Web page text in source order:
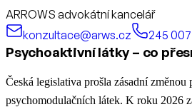
ARROWS advokátní kancelář
konzultace@arws.cz
245
Psychoaktivní látky – co
Česká legislativa prošla zásadní změnou
psychomodulačních látek. K roku 2026